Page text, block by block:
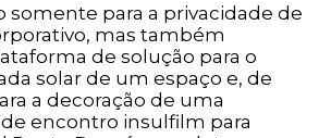
somente para a privacidade de
mas também
de solução para o
solar de um espaço e, de
a decoração de uma
encontro insulfilm para